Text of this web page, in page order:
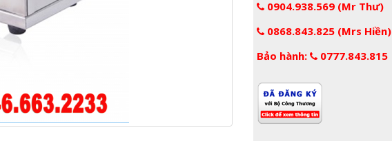
0904.938.569 (Mr Thư)
0868.843.825 (Mrs Hiền)
Bảo hành:
0777.843.815